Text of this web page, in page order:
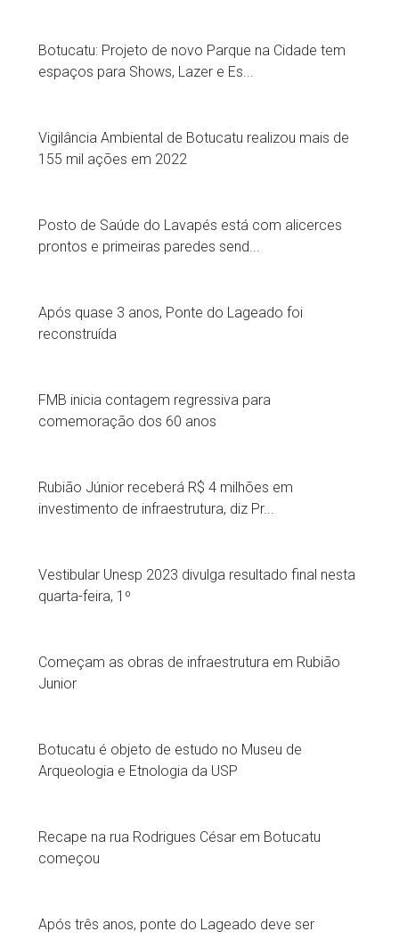
Botucatu: Projeto de novo Parque na Cidade tem
espaços para Shows, Lazer e Es...
Vigilância Ambiental de Botucatu realizou mais de
155 mil ações em 2022
Posto de Saúde do Lavapés está com alicerces
prontos e primeiras paredes send...
Após quase 3 anos, Ponte do Lageado foi
reconstruída
FMB inicia contagem regressiva para
comemoração dos 60 anos
Rubião Júnior receberá R$ 4 milhões em
investimento de infraestrutura, diz Pr...
Vestibular Unesp 2023 divulga resultado final nesta
quarta-feira, 1º
Começam as obras de infraestrutura em Rubião
Junior
Botucatu é objeto de estudo no Museu de
Arqueologia e Etnologia da USP
Recape na rua Rodrigues César em Botucatu
começou
Após três anos, ponte do Lageado deve ser